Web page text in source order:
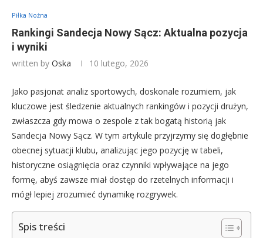
Piłka Nożna
Rankingi Sandecja Nowy Sącz: Aktualna pozycja
i wyniki
written by Oska 10 lutego, 2026
Jako pasjonat analiz sportowych, doskonale rozumiem, jak
kluczowe jest śledzenie aktualnych rankingów i pozycji drużyn,
zwłaszcza gdy mowa o zespole z tak bogatą historią jak
Sandecja Nowy Sącz. W tym artykule przyjrzymy się dogłębnie
obecnej sytuacji klubu, analizując jego pozycję w tabeli,
historyczne osiągnięcia oraz czynniki wpływające na jego
formę, abyś zawsze miał dostęp do rzetelnych informacji i
mógł lepiej zrozumieć dynamikę rozgrywek.
Spis treści